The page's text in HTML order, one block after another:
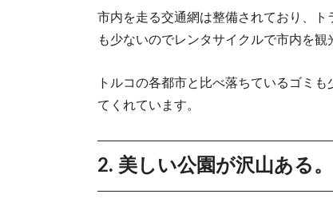
市内を走る交通網は整備されており、
も少ないのでレンタサイクルで市内を観
トルコの各都市と比べ落ちているゴミ
てくれています。
2. 美しい公園が沢山ある。